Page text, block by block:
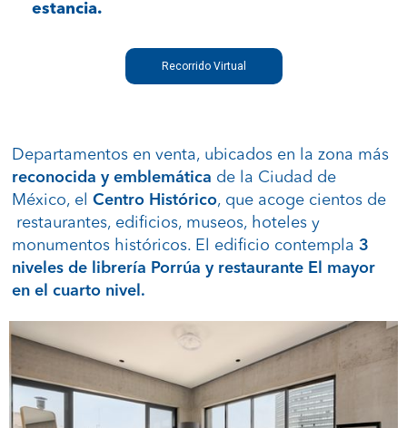
estancia.
Recorrido Virtual
Departamentos en venta, ubicados en la zona más
reconocida y emblemática de la Ciudad de
México, el Centro Histórico, que acoge cientos de
restaurantes, edificios, museos, hoteles y
monumentos históricos. El edificio contempla 3
niveles de librería Porrúa y restaurante El mayor
en el cuarto nivel.